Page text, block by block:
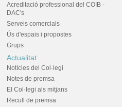
Acreditació professional del COIB -
DAC's
Serveis comercials
Ús d'espais i propostes
Grups
Actualitat
Notícies del Col·legi
Notes de premsa
El Col·legi als mitjans
Recull de premsa